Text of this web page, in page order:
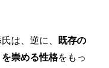
は、逆に、
既存の
崇める性格をもっ